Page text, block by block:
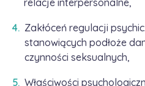
relacje interpersonalne,
Zakłóceń regulacji
stanowiących podłoże
czynności seksualnych,
Właściwości